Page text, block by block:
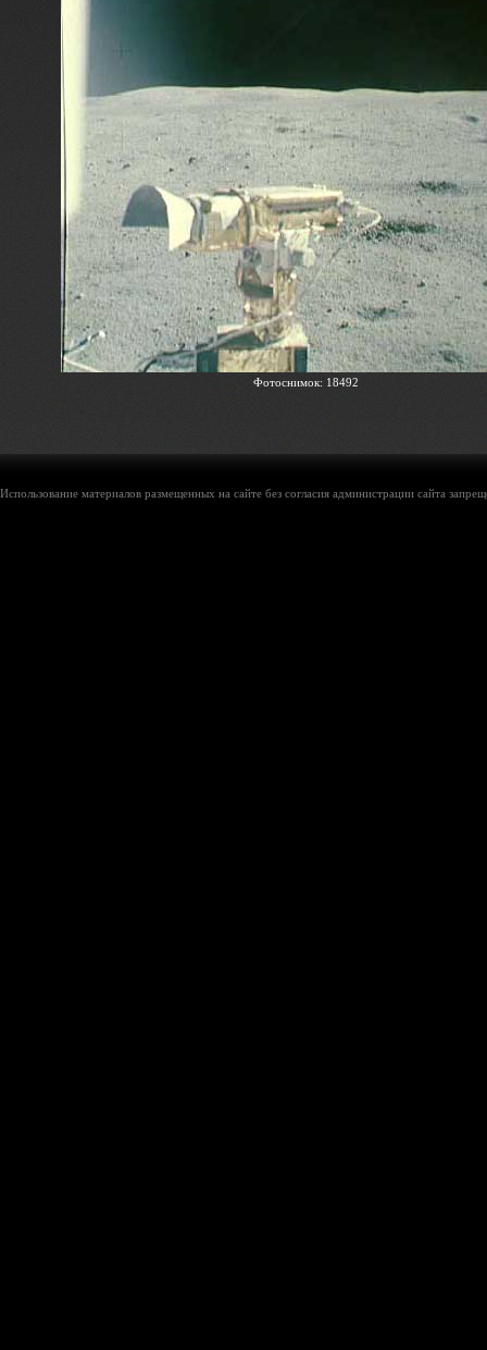
Фотоснимок: 18492
Использование материалов размещенных на сайте без согласия администрации сайта